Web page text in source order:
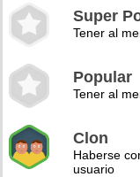
Super
Tener al
Popular
Tener al
Clon
Haberse
usuario